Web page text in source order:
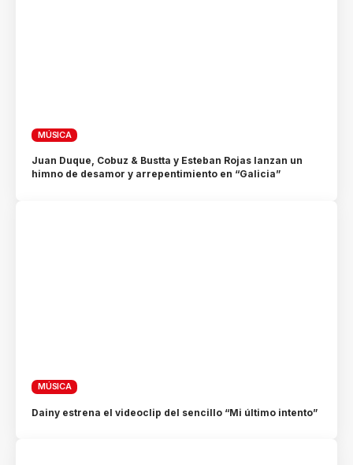
MÚSICA
Juan Duque, Cobuz & Bustta y Esteban Rojas lanzan un
himno de desamor y arrepentimiento en “Galicia”
MÚSICA
Dainy estrena el videoclip del sencillo “Mi último intento”